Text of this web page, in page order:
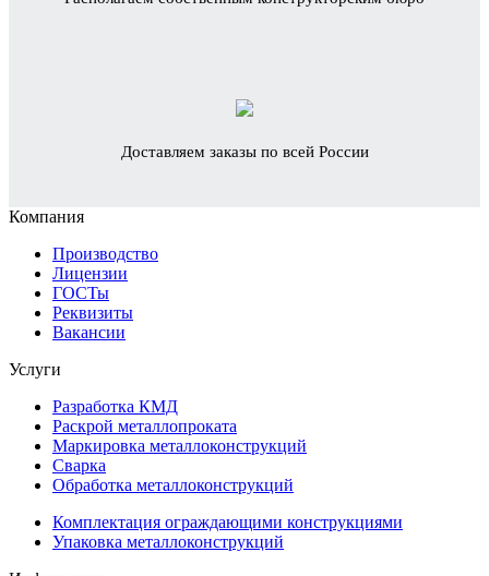
Доставляем заказы по всей России
Компания
Производство
Лицензии
ГОСТы
Реквизиты
Вакансии
Услуги
Разработка КМД
Раскрой металлопроката
Маркировка металлоконструкций
Сварка
Обработка металлоконструкций
Комплектация ограждающими конструкциями
Упаковка металлоконструкций